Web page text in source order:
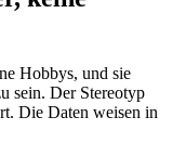
Hobbys, und sie
sein. Der Stereotyp
Die Daten weisen in